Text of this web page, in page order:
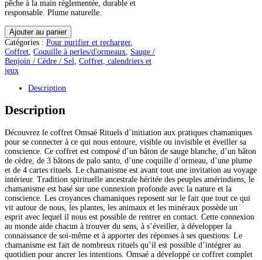
pêche à la main réglementée, durable et
responsable. Plume naturelle.
quantité
de
Coffret
Pratique
chamanique
Ajouter au panier
Catégories : Pour purifier et recharger,
Coffret Coquille à perles/d'ormeaux Sauge /
Benjoin / Cèdre / Sel
Coffret, calendriers et
jeux
Description
Description
Découvrez le coffret Omsaé Rituels d’initiation aux pratiques chamaniques
pour se connecter à ce qui nous entoure, visible ou invisible et éveiller sa
conscience. Ce coffret est composé d’un bâton de sauge blanche, d’un bâton
de cèdre, de 3 bâtons de palo santo, d’une coquille d’ormeau, d’une plume
et de 4 cartes rituels. Le chamanisme est avant tout une invitation au voyage
intérieur. Tradition spirituelle ancestrale héritée des peuples amérindiens, le
chamanisme est basé sur une connexion profonde avec la nature et la
conscience. Les croyances chamaniques reposent sur le fait que tout ce qui
vit autour de nous, les plantes, les animaux et les minéraux possède un
esprit avec lequel il nous est possible de rentrer en contact. Cette connexion
au monde aide chacun à trouver du sens, à s’éveiller, à développer la
connaissance de soi-même et à apporter des réponses à ses questions. Le
chamanisme est fait de nombreux rituels qu’il est possible d’intégrer au
quotidien pour ancrer les intentions. Omsaé a développé ce coffret complet